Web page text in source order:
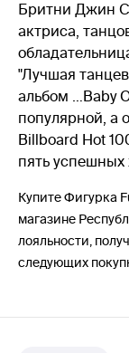
Бритни Джин
актриса,
"Лучшая
альбом …Baby
популярной, а
Billboard Hot
пять успешных
Купите Фигурка
магазине
лояльности,
следующих